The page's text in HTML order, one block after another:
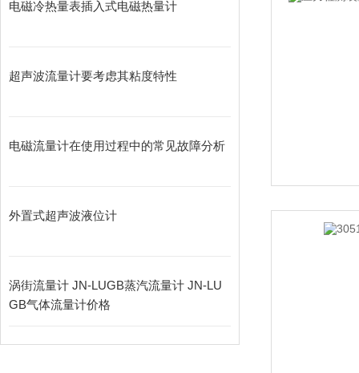
电磁冷热量表插入式电磁热量计
超声波流量计要考虑其粘度特性
电磁流量计在使用过程中的常见故障分析
外置式超声波液位计
涡街流量计 JN-LUGB蒸汽流量计 JN-LU
GB气体流量计价格